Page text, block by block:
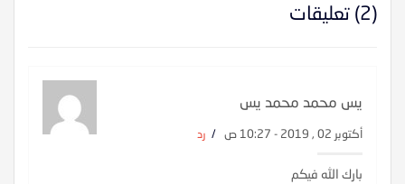
(2) تعليقات
يس محمد محمد يس
أكتوبر 02 , 2019 - 10:27 ص / رد
بارك الله فيكم